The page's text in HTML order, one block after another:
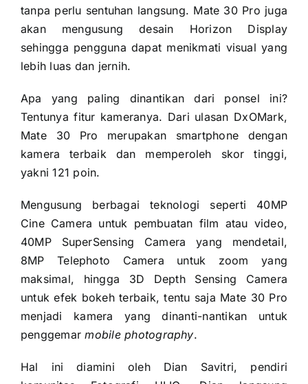
tanpa perlu sentuhan langsung. Mate 30 Pro juga
akan mengusung desain Horizon Display
sehingga pengguna dapat menikmati visual yang
lebih luas dan jernih.
Apa yang paling dinantikan dari ponsel ini?
Tentunya fitur kameranya. Dari ulasan DxOMark,
Mate 30 Pro merupakan smartphone dengan
kamera terbaik dan memperoleh skor tinggi,
yakni 121 poin.
Mengusung berbagai teknologi seperti 40MP
Cine Camera untuk pembuatan film atau video,
40MP SuperSensing Camera yang mendetail,
8MP Telephoto Camera untuk zoom yang
maksimal, hingga 3D Depth Sensing Camera
untuk efek bokeh terbaik, tentu saja Mate 30 Pro
menjadi kamera yang dinanti-nantikan untuk
penggemarmobile photography.
Hal ini diamini oleh Dian Savitri, pendiri